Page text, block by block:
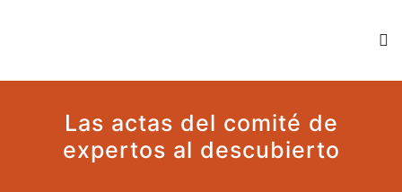
Las actas del comité de
expertos al descubierto